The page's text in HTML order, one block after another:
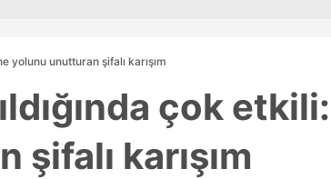
yolunu unutturan şifalı karışım
çok etkili:
karışım